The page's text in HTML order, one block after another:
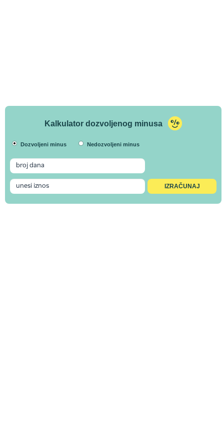
Kalkulator dozvoljenog minusa
Dozvoljeni minus Nedozvoljeni minus